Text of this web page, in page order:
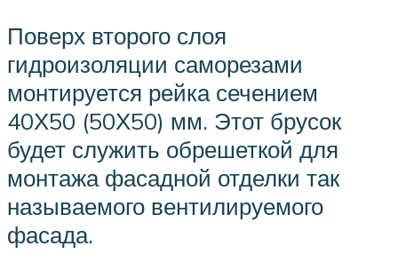
Поверх второго слоя
гидроизоляции саморезами
монтируется рейка сечением
40Х50 (50Х50) мм. Этот брусок
будет служить обрешеткой для
монтажа фасадной отделки так
называемого вентилируемого
фасада.